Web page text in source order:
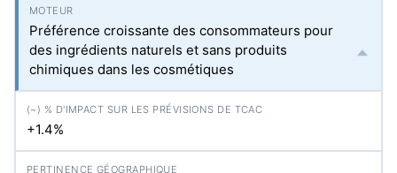
Préférence croissante des consommateurs pour
des ingrédients naturels et sans produits
chimiques dans les cosmétiques
+1.4%